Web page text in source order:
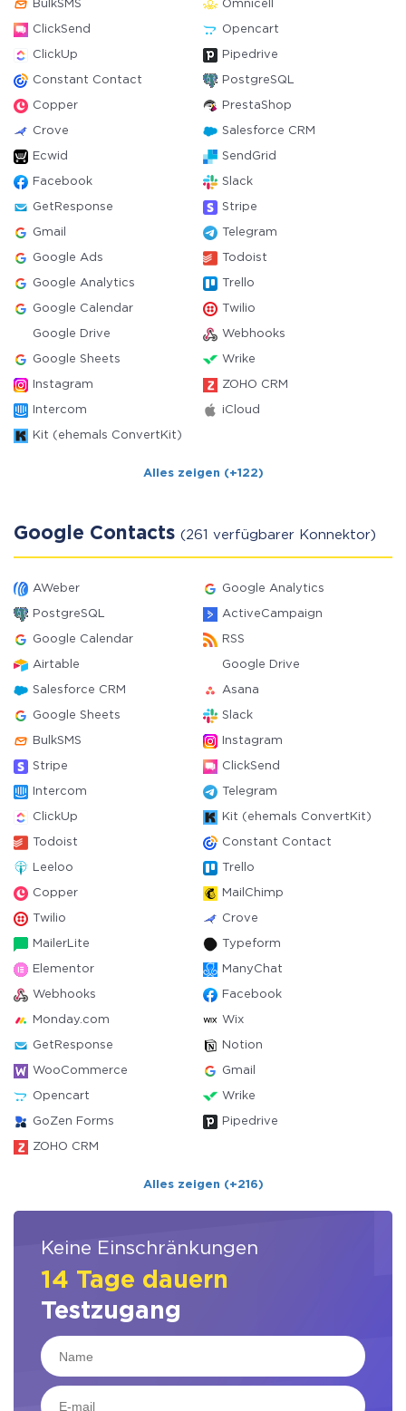
BulkSMS Omnicell
ClickSend Opencart
ClickUp Pipedrive
Constant Contact PostgreSQL
Copper PrestaShop
Crove Salesforce CRM
Ecwid SendGrid
Facebook Slack
GetResponse Stripe
Gmail Telegram
Google Ads Todoist
Google Analytics Trello
Google Calendar Twilio
Google Drive Webhooks
Google Sheets Wrike
Instagram ZOHO CRM
Intercom iCloud
Kit (ehemals ConvertKit)
Alles zeigen (+122)
Google Contacts (261 verfügbarer Konnektor)
AWeber Google Analytics
PostgreSQL ActiveCampaign
Google Calendar RSS
Airtable Google Drive
Salesforce CRM Asana
Google Sheets Slack
BulkSMS Instagram
Stripe ClickSend
Intercom Telegram
ClickUp Kit (ehemals ConvertKit)
Todoist Constant Contact
Leeloo Trello
Copper MailChimp
Twilio Crove
MailerLite Typeform
Elementor ManyChat
Webhooks Facebook
Monday.com Wix
GetResponse Notion
WooCommerce Gmail
Opencart Wrike
GoZen Forms Pipedrive
ZOHO CRM
Alles zeigen (+216)
Keine Einschränkungen
14 Tage dauern
Testzugang